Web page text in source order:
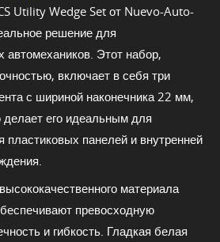
Utility Wedge Set от Nuevo-Auto-
решение для
Этот набор,
включает в себя три
с шириной наконечника 22 мм,
его идеальным для
пластиковых панелей и внутренней
материала
превосходную
и гибкость. Гладкая белая